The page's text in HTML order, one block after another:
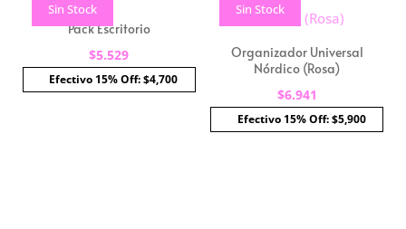
Sin Stock
Pack Escritorio
$5.529
Efectivo 15% Off: $4,700
Sin Stock
Organizador Universal
Nórdico (Rosa)
$6.941
Efectivo 15% Off: $5,900